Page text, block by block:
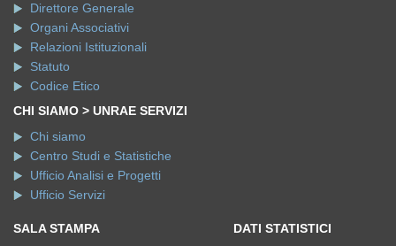
Direttore Generale
Organi Associativi
Relazioni Istituzionali
Statuto
Codice Etico
CHI SIAMO > UNRAE SERVIZI
Chi siamo
Centro Studi e Statistiche
Ufficio Analisi e Progetti
Ufficio Servizi
SALA STAMPA
DATI STATISTICI